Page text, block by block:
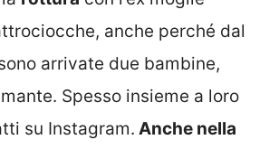
anche perché dal
arrivate due bambine,
Spesso insieme a loro
su Instagram. Anche nella